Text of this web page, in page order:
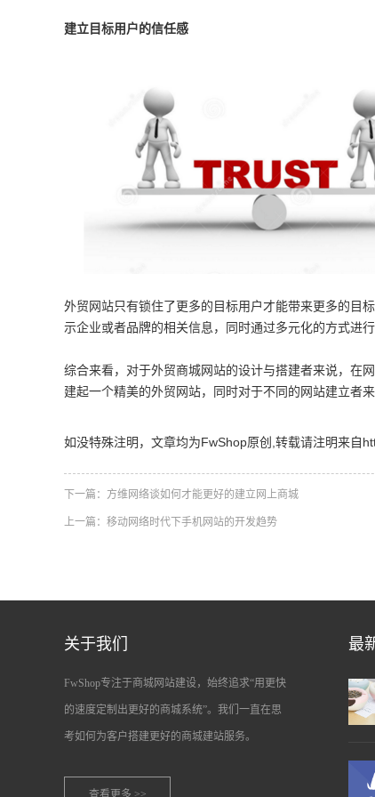
建立目标用户的信任感
外贸网站只有锁住了更多的目标用户才能带来更多的目
示企业或者品牌的相关信息，同时通过多元化的方式进
综合来看，对于外贸商城网站的设计与搭建者来说，在
建起一个精美的外贸网站，同时对于不同的网站建立者
如没特殊注明，文章均为FwShop原创,转载请注明来自
下一篇： 方维网络谈如何才能更好的建立网上商城
上一篇： 移动网络时代下手机网站的开发趋势
关于我们
FwShop专注于商城网站建设，始终追求“用更快
的速度定制出更好的商城系统”。我们一直在思
考如何为客户搭建更好的商城建站服务。
查看更多 >>
最